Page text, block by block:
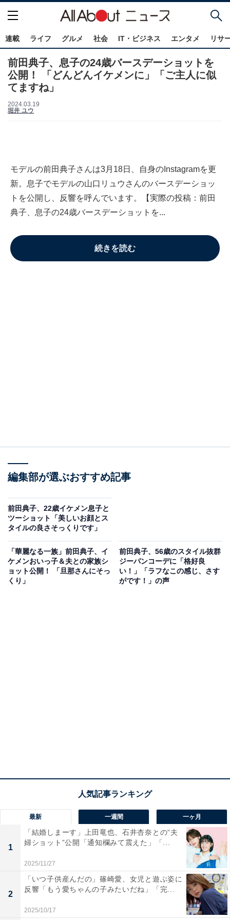
連載 ライフ グルメ 社会 IT・ビジネス エンタメ リサ
前田典子、息子の24歳バースデーショットを
公開！ 「どんどんイケメンに」「ご主人に似
てますね」
2024.03.19
堀井 ユウ
モデルの前田典子さんは3月18日、自身のInstagramを更
新。息子でモデルの山口リュウさんのバースデーショッ
トを公開し、反響を呼んでいます。【実際の投稿：前田
典子、息子の24歳バースデーショットを...
続きを読む
編集部が選ぶおすすめ記事
前田典子、22歳イケメン息子と
ツーショット「美しいお顔とス
タイルの良さそっくりです」
「華麗なる一族」前田典子、イ
ケメンおいっ子＆夫との家族シ
ョット公開！ 「旦那さんにそっ
くり」
前田典子、56歳のスタイル抜群
ジーパンコーデに「格好良
い！」「ラフなこの感じ、さす
がです！」の声
最新 一週間 一ヶ月
1
「結婚しまーす」上田竜也、石井杏奈との“夫
婦ショット”公開「通知欄みて震えた」「...
2025/11/27
2
「いつ子供産んだの」篠崎愛、女児と遊ぶ姿に
反響「もう愛ちゃんの子みたいだね」「完...
2025/10/17